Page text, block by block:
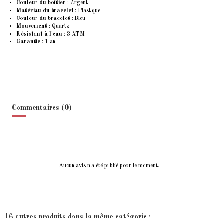
Couleur du boîtier : Argent
Matériau du bracelet : Plastique
Couleur du bracelet : Bleu
Mouvement : Quartz
Résistant à l'eau : 3 ATM
Garantie : 1 an
Commentaires (0)
Aucun avis n'a été publié pour le moment.